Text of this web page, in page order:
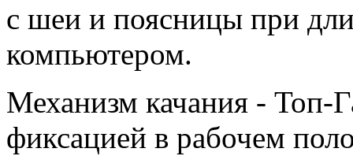
с шеи и поясницы при
компьютером.
Механизм качания - Топ-
фиксацией в рабочем